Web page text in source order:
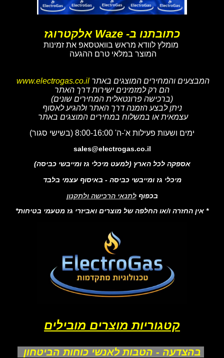
כתובתנו ב- Waze אלקטרוגז
מומלץ לוודא מראש בוואטסאפ את זמינות
המוצר במלאי טרם ההגעה
המבצעים והמחירים המוצגים באתר www.electrogas.co.il
הם רק למזמינים ישירות דרך האתר
(ברכישה פרונטאלית המחירים שונים)
ניתן לבצע הזמנה דרך האתר ולהגיע לאסוף
עצמאית או במשלוח במחירים המוצגים באתר
ימים ושעות פעילות א'-ה' 8:00-16:00 (בשישי סגור)
sales@electrogas.co.il
אספקה לכל הארץ (למעט מיכלי גז ומייבשי כביסה)
מיכלי גז ומייבשי כביסה - באיסוף עצמי בלבד
בכפוף לתנאי הרכישה ולתקנון
* אין החזרה ו/או החלפה של מוצרים ואביזרי גז מטעמי בטיחות*
קטגוריות מוצרים מובילים
בהצדעה - הטבות לאנשי כוחות הביטחון